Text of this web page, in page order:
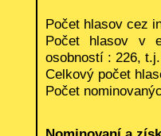
Počet hlasov cez
Počet hlasov v
osobností : 226,
Celkový počet
Počet